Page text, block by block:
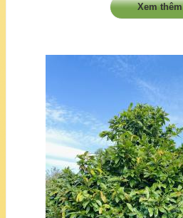
Xem thêm